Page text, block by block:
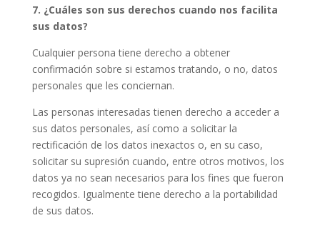
7. ¿Cuáles son sus derechos cuando nos facilita
sus datos?
Cualquier persona tiene derecho a obtener
confirmación sobre si estamos tratando, o no, datos
personales que les conciernan.
Las personas interesadas tienen derecho a acceder a
sus datos personales, así como a solicitar la
rectificación de los datos inexactos o, en su caso,
solicitar su supresión cuando, entre otros motivos, los
datos ya no sean necesarios para los fines que fueron
recogidos. Igualmente tiene derecho a la portabilidad
de sus datos.